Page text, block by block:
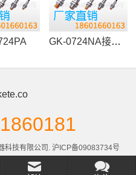
GK-0724NA接近开关
科技有限公司. 沪ICP备09083734号